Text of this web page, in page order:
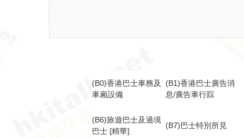
(B0)香港巴士車務及
車廂設備
(B1)香港巴士廣告消
息/廣告車行踪
(B6)旅遊巴士及過境
巴士 [精華]
(B7)巴士特別所見